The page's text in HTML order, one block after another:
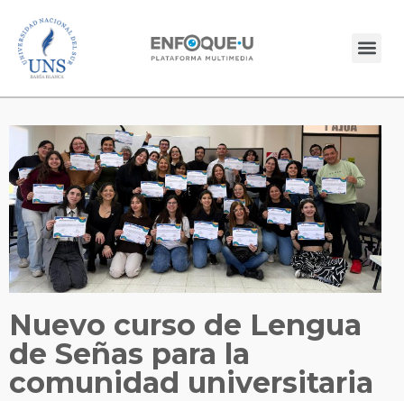
Nuevo curso de Lengua
de Señas para la
comunidad universitaria